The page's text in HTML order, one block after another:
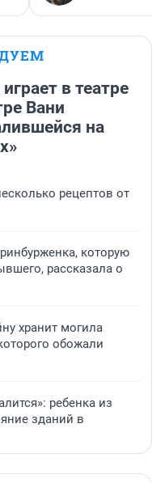
в театре
Вани
на
рецептов от
которую
рассказала о
хранит могила
обожали
ребенка из
зданий в